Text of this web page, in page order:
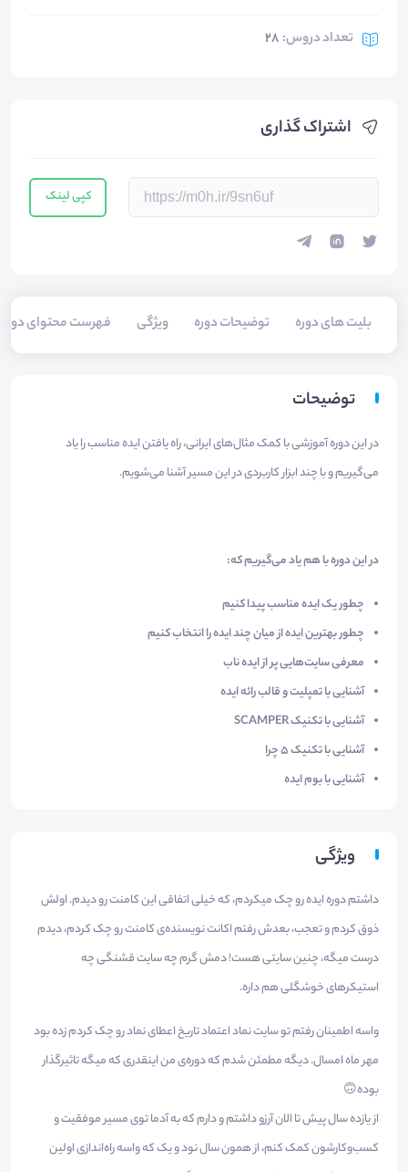
تعداد دروس:
28
اشتراک گذاری
کپی لینک
بلیت های دوره توضیحات دوره ویژگی فهرست محتوای دوره
توضیحات
در این دوره آموزشی با کمک مثال‌های ایرانی، راه یافتن ایده مناسب را یاد
می‌گیریم و با چند ابزار کاربردی در این مسیر آشنا می‌شویم.
در این دوره با هم یاد می‌گیریم که:
چطور یک ایده مناسب پیدا کنیم
چطور بهترین ایده از میان چند ایده را انتخاب کنیم
معرفی سایت‌هایی پر از ایده ناب
آشنایی با تمپلیت و قالب رائه ایده
آشنایی با تکنیک SCAMPER
آشنایی با تکنیک 5 چرا
آشنایی با بوم ایده
ویژگی
داشتم دوره ایده رو چک میکردم، که خیلی اتفاقی این کامنت رو دیدم. اولش
ذوق کردم و تعجب، بعدش رفتم اکانت نویسنده‌ی کامنت رو چک کردم، دیدم
درست میگه، چنین سایتی هست! دمش گرم چه سایت قشنگی چه
استیکرهای خوشگلی هم داره.
واسه اطمینان رفتم تو سایت نماد اعتماد تاریخ اعطای نماد رو چک کردم زده بود
مهر ماه امسال. دیگه مطمئن شدم که دوره‌ی من اینقدری که میگه تاثیرگذار
بوده🙃
از یازده سال پیش تا الان آرزو داشتم و دارم که به آدما توی مسیر موفقیت‌ و
کسب‌وکارشون کمک کنم، از همون سال نود و یک که واسه راه‌اندازی اولین